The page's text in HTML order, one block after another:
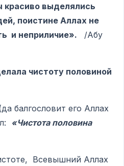
выделялись
поистине Аллах не
и неприличие».
/Абу
чистоту половиной
балгословит его Аллах
«Чистота половина
Всевышний Аллах